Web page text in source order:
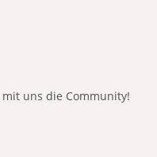
uns die Community!